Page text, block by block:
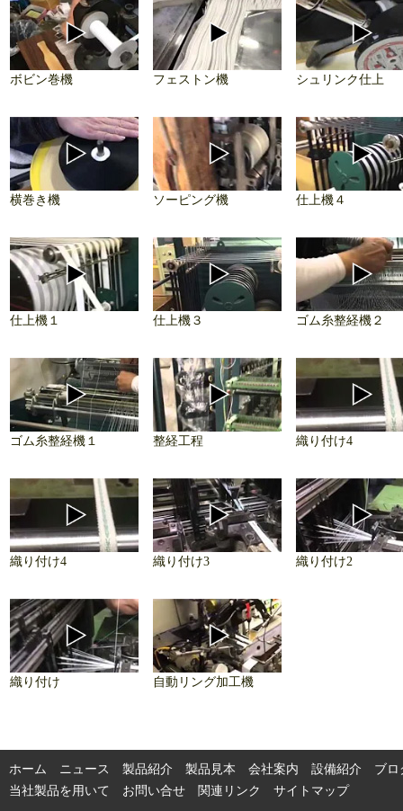
ボビン巻機 フェストン機 シュリンク仕上
横巻き機 ソーピング機 仕上機４
仕上機１ 仕上機３ ゴム糸整経機２
ゴム糸整経機１ 整経工程 織り付け4
織り付け4 織り付け3 織り付け2
織り付け 自動リング加工機
ホーム ニュース 製品紹介 製品見本 会社案内 設備紹介
ブロ
当社製品を用いて
お問い合せ 関連リンク サイトマップ